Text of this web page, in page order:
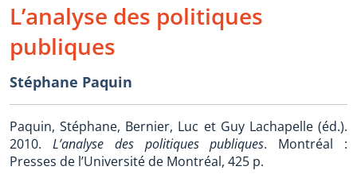
L’analyse des politiques
publiques
Stéphane Paquin
Paquin, Stéphane, Bernier, Luc et Guy Lachapelle (éd.).
2010. L’analyse des politiques publiques. Montréal :
Presses de l’Université de Montréal, 425 p.